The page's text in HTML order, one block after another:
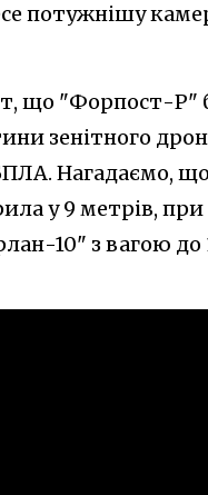
потужнішу
що "Форпост-Р"
зенітного
Нагадаємо,
у 9 метрів,
10" з вагою до